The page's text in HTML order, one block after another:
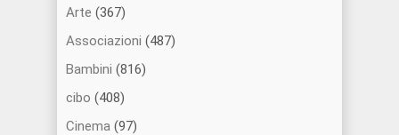
Arte (367)
Associazioni (487)
Bambini (816)
cibo (408)
Cinema (97)